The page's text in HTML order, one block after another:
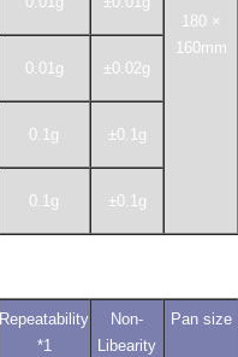
180 ×
160mm
0.01g ±0.02g
0.1g ±0.1g
0.1g ±0.1g
Repeatability
*1
Non-
Libearity
Pan size